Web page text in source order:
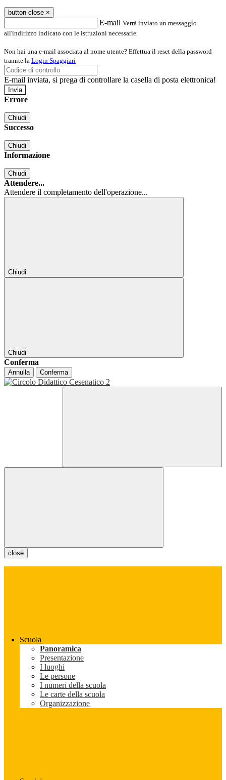
button close ×
E-mail Verrà inviato un messaggio
all'indirizzo indicato con le istruzioni necessarie.
Non hai una e-mail associata al nome utente? Effettua il reset della password
tramite la Login Spaggiari
E-mail inviata, si prega di controllare la casella di posta elettronica!
Errore
Chiudi
Successo
Chiudi
Informazione
Chiudi
Attendere...
Attendere il completamento dell'operazione...
Chiudi
Chiudi
Conferma
Annulla Conferma
close
Scuola
Panoramica
Presentazione
I luoghi
Le persone
I numeri della scuola
Le carte della scuola
Organizzazione